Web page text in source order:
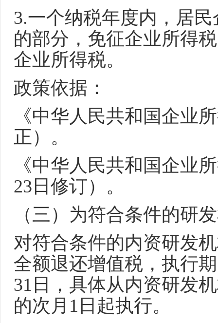
3.一个纳税年度内，居
的部分，免征企业所得
企业所得税。
政策依据：
《中华人民共和国企业
正）。
《中华人民共和国企业
23日修订）。
（三）为符合条件的研
对符合条件的内资研发
全额退还增值税，执行
31日，具体从内资研发
的次月1日起执行。